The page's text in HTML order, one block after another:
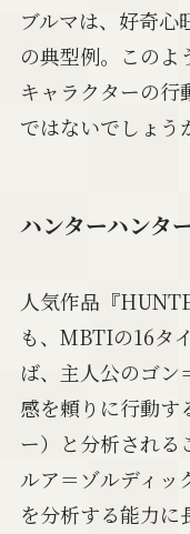
ブルマは、好奇心
の典型例。このよ
キャラクターの行
ではないでしょう
ハンターハンタ
人気作品『
も、MBTIの16タ
ば、主人公のゴン
感を頼りに行動す
ー）と分析される
ルア＝ゾルディッ
を分析する能力